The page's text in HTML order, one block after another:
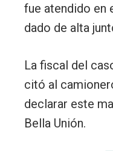
fue atendido en
dado de alta
La fiscal del
citó al
declarar este
Bella Unión.